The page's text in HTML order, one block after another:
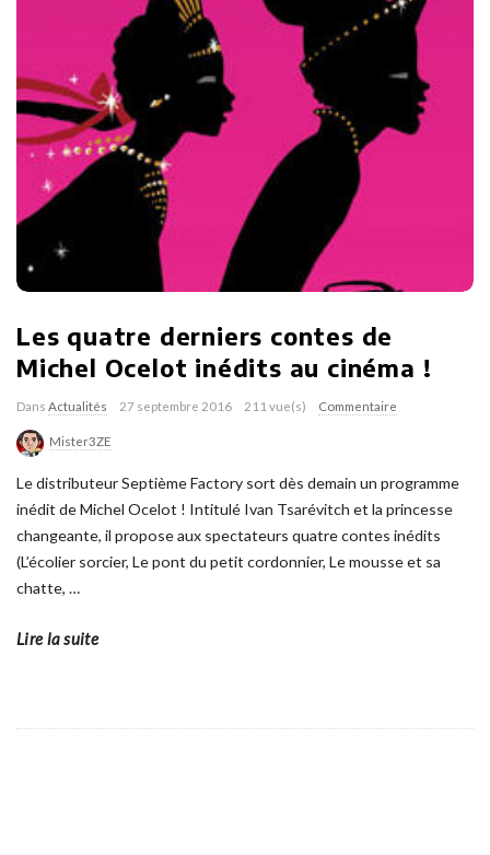
Les quatre derniers contes de
Michel Ocelot inédits au cinéma !
Dans Actualités 27 septembre 2016 211 vue(s) Commentaire
Mister3ZE
Le distributeur Septième Factory sort dès demain un programme
inédit de Michel Ocelot ! Intitulé Ivan Tsarévitch et la princesse
changeante, il propose aux spectateurs quatre contes inédits
(L’écolier sorcier, Le pont du petit cordonnier, Le mousse et sa
chatte, …
Lire la suite